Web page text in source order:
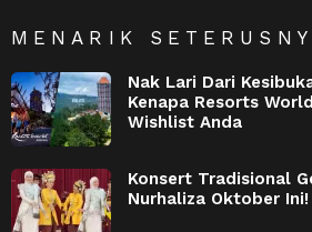
MENARIK
Nak Lari Dari
Kenapa Resorts
Wishlist Anda
Konsert Tradisional
Nurhaliza Oktober Ini!